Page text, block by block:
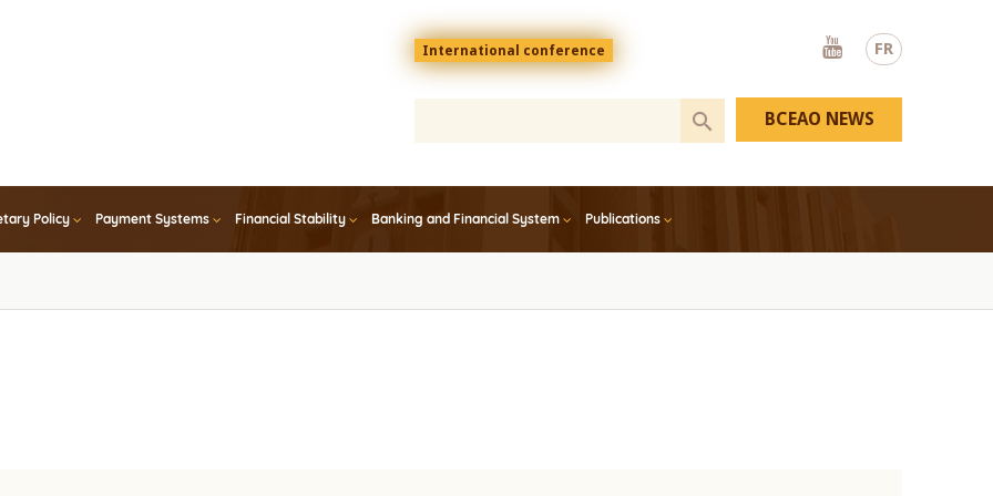
FR
Menu
top
En
International conference
Youtube
Policy Payment Systems Financial Stability Banking and Financial System Publications
BCEAO NEWS